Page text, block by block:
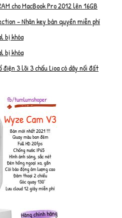
cho MacBook Pro 2012 lên 16GB
– Nhận key bản quyền miễn phí
bị khóa
bị khóa
điện 3 lõi 3 chấu Lioa có dây nối đất